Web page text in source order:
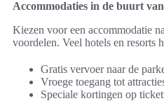
Accommodaties in de buurt
Kiezen voor een accommodatie
voordelen. Veel hotels en resorts
Gratis vervoer naar de
Vroege toegang tot
Speciale kortingen op